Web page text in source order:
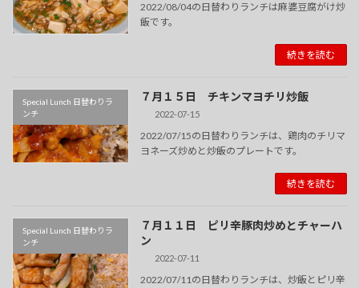
2022/08/04の日替わりランチは麻婆豆腐がけ炒
飯です。
続きを読む
Special Lunch 日替わりラ
ンチ
７月１５日 チキンマヨチリ炒飯
2022-07-15
2022/07/15の日替わりランチは、鶏肉のチリマ
ヨネーズ炒めと炒飯のプレートです。
続きを読む
Special Lunch 日替わりラ
ンチ
７月１１日 ピリ辛豚肉炒めとチャーハ
ン
2022-07-11
2022/07/11の日替わりランチは、炒飯とピリ辛